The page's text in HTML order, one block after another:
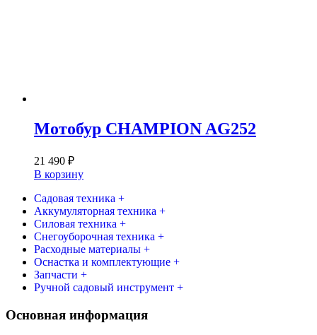
Мотобур CHAMPION AG252
21 490 ₽
В корзину
Садовая техника +
Аккумуляторная техника +
Силовая техника +
Снегоуборочная техника +
Расходные материалы +
Оснастка и комплектующие +
Запчасти +
Ручной садовый инструмент +
Основная информация